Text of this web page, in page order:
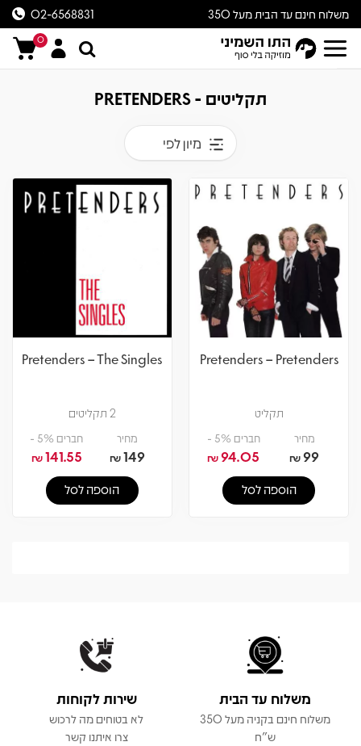
משלוח חינם עד הבית מעל 350
ש״ח
02-6568831
0
תקליטים - PRETENDERS
מיון לפי
Pretenders – Pretenders
תקליט
מחיר
99
₪
חברים 5% -
94.05
₪
הוספה לסל
Pretenders – The Singles
2 תקליטים
מחיר
149
₪
חברים 5% -
141.55
₪
הוספה לסל
משלוח עד הבית
משלוח חינם בקניה מעל 350
ש"ח
שירות לקוחות
לא בטוחים מה לרכוש
צרו איתנו קשר